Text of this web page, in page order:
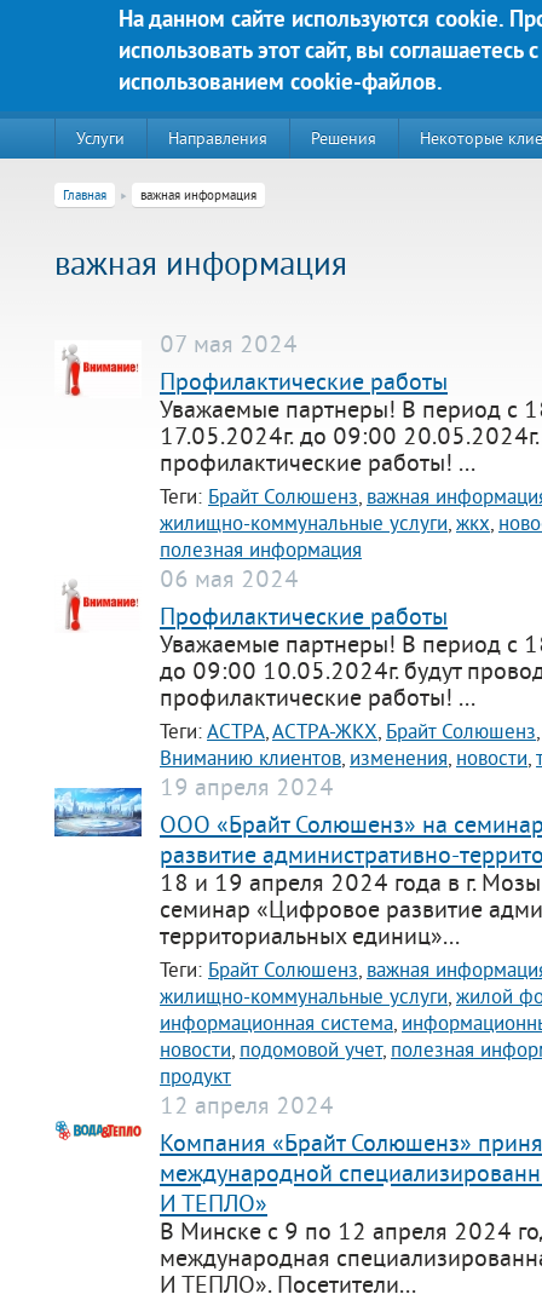
На данном сайте используются cookie.
использовать этот сайт, вы соглашаетесь с
использованием cookie-файлов.
Перейти к основному содержанию
220020, г. Минск, пр-т Победителей д. 89, корп. 3, этаж 5,
Техническая поддержка:
тел.:+375 (44) 555-90-25
support@bs-solutions.by
Приемная
+375 (44) 555-10-92
contact@bs-solutions.by
+375 (44) 555-39-05
buh@bs-solutions.by
Яркие решения для Вашего
Услуги Направления Решения Некоторые
Главная важная информация
важная информация
07 мая 2024
Профилактические работы
Уважаемые партнеры! В период с
17.05.2024г. до 09:00 20.05.2024г.
профилактические работы! ...
Теги: Брайт Солюшенз, важная
жилищно-коммунальные услуги,жкх,
полезная информация
06 мая 2024
Профилактические работы
Уважаемые партнеры! В период с
до 09:00 10.05.2024г. будут
профилактические работы! ...
Теги:АСТРА,АСТРА-ЖКХ, Брайт Солюшенз
Вниманию клиентов, изменения, новости,
19 апреля 2024
ООО «Брайт Солюшенз» на
развитие административно-
18 и 19 апреля 2024 года в г.
семинар «Цифровое развитие
территориальных единиц»...
Теги: Брайт Солюшенз, важная
жилищно-коммунальные услуги,жилой
информационная система,
новости, подомовой учет, полезная
продукт
12 апреля 2024
Компания «Брайт Солюшенз»
международной
И ТЕПЛО»
В Минске с 9 по 12 апреля 2024
международная
И ТЕПЛО». Посетители...